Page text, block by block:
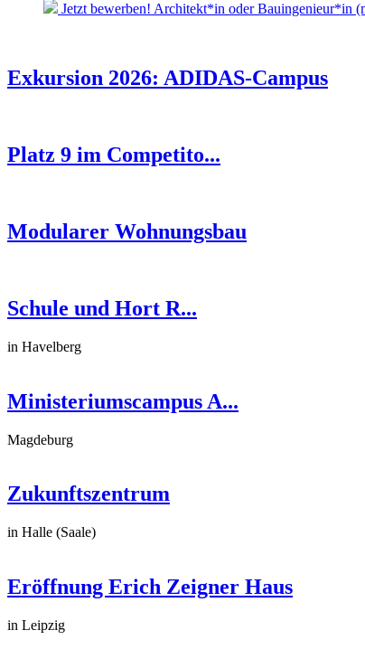
Jetzt bewerben! Architekt*in oder Bauingenieur*in
Exkursion 2026: ADIDAS-Campus
Platz 9 im Competito...
Modularer Wohnungsbau
Schule und Hort R...
in Havelberg
Ministeriumscampus A...
Magdeburg
Zukunftszentrum
in Halle (Saale)
Eröffnung Erich Zeigner Haus
in Leipzig